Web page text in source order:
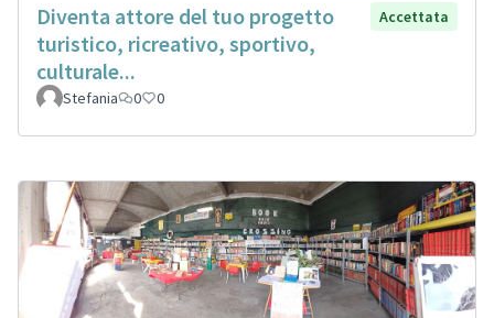
Diventa attore del tuo progetto
turistico, ricreativo, sportivo,
culturale...
Accettata
Stefania 0 0